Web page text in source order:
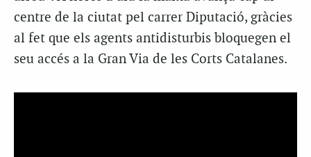
centre de la ciutat pel carrer Diputació, gràcies
al fet que els agents antidisturbis bloquegen el
seu accés a la Gran Via de les Corts Catalanes.